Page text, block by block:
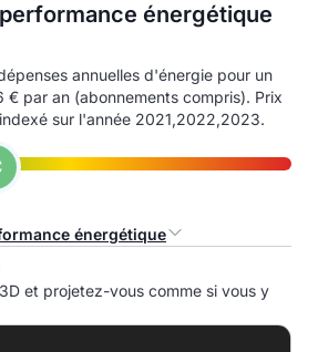
énergétique
annuelles d'énergie pour un
€ par an (abonnements compris). Prix
sur l'année 2021,2022,2023.
énergétique
primaire (CEP)
et projetez-vous comme si vous y